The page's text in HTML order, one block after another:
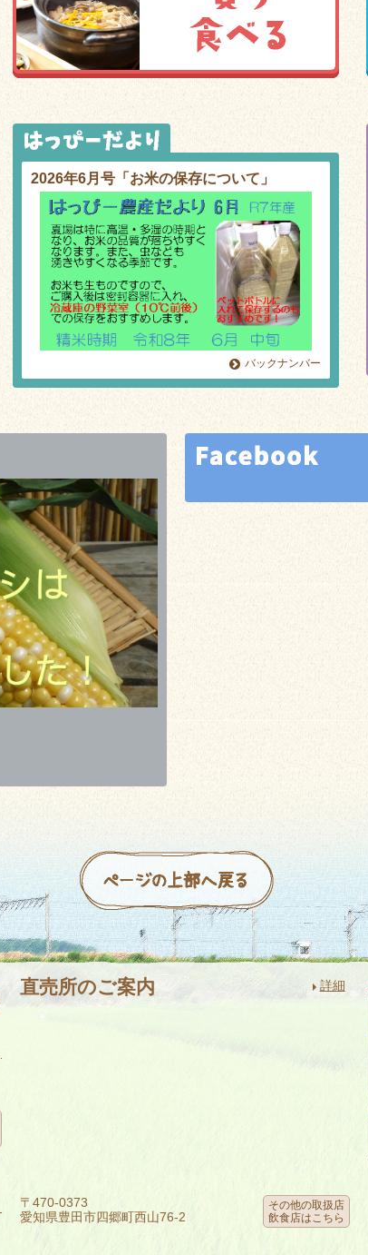
2026年6月号「お米の保存について」
バックナンバー
直売所のご案内 詳細
〒470-0373
愛知県豊田市四郷町西山76-2
その他の取扱店
飲食店はこちら